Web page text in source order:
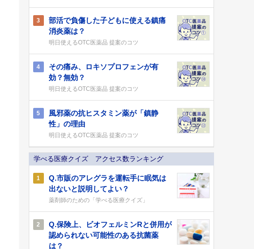
3
部活で負傷した子どもに使える鎮痛
消炎薬は？
明日使えるOTC医薬品 提案のコツ
4
その痛み、ロキソプロフェンが有
効？無効？
明日使えるOTC医薬品 提案のコツ
5
風邪薬の抗ヒスタミン薬が「鎮静
性」の理由
明日使えるOTC医薬品 提案のコツ
学べる医療クイズ アクセス数ランキング
1
Q.市販のアレグラを運転手に眠気は
出ないと説明してよい？
薬剤師のための「学べる医療クイズ」
2
Q.保険上、ビオフェルミンRと併用が
認められない可能性のある抗菌薬
は？